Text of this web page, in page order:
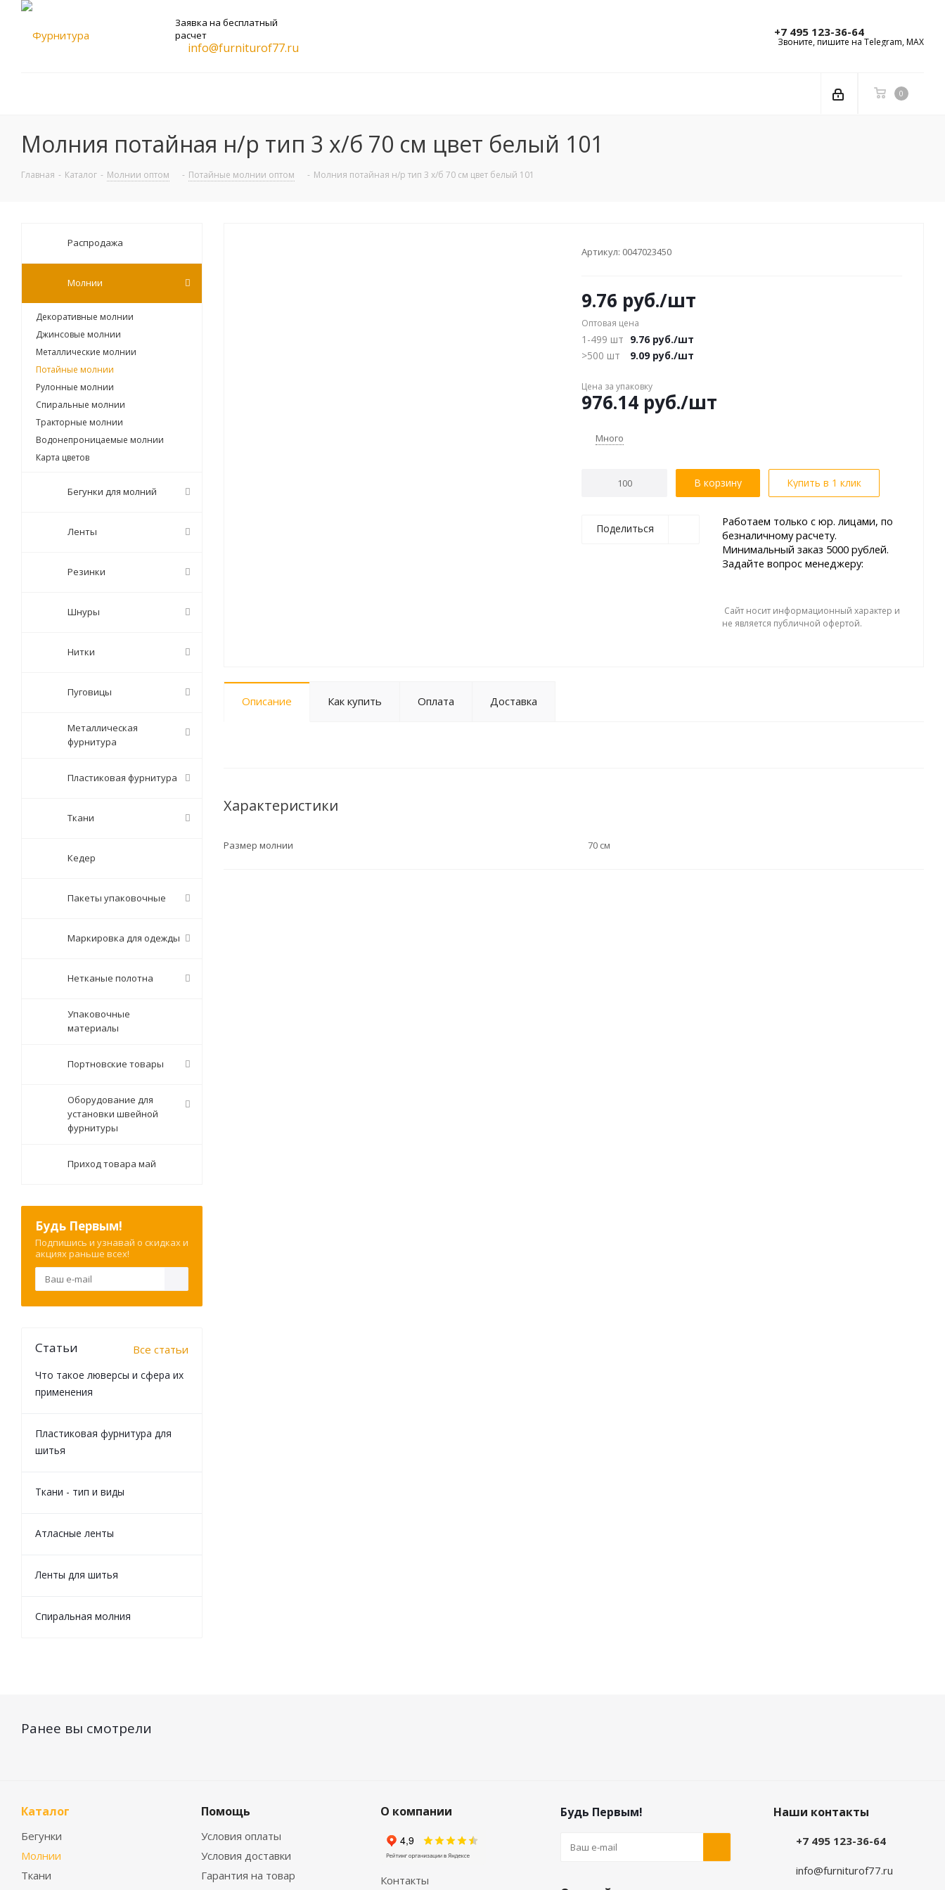
Заявка на бесплатный
расчет
info@furniturof77.ru
+7 495 123-36-64
Звоните, пишите на Telegram, MAX
0
Молния потайная н/р тип 3 x/б 70 см цвет белый 101
Главная - Каталог - Молнии оптом - Потайные молнии оптом - Молния потайная н/р тип 3 x/б 70 см цвет белый 101
Артикул: 0047023450
9.76 руб./шт
Оптовая цена
1-499 шт 9.76 руб./шт
>500 шт
9.09 руб./шт
Цена за упаковку
976.14 руб./шт
Много
В корзину Купить в 1 клик
Поделиться
Работаем только с юр. лицами, по
безналичному расчету.
Минимальный заказ 5000 рублей.
Задайте вопрос менеджеру:
Сайт носит информационный характер и
не является публичной офертой.
Описание Как купить Оплата Доставка
Характеристики
Размер молнии 70 см
Распродажа
Молнии
Декоративные молнии
Джинсовые молнии
Металлические молнии
Потайные молнии
Рулонные молнии
Спиральные молнии
Тракторные молнии
Водонепроницаемые молнии
Карта цветов
Бегунки для молний
Ленты
Резинки
Шнуры
Нитки
Пуговицы
Металлическая
фурнитура
Пластиковая фурнитура
Ткани
Кедер
Пакеты упаковочные
Маркировка для одежды
Нетканые полотна
Упаковочные
материалы
Портновские товары
Оборудование для
установки швейной
фурнитуры
Приход товара май
Будь Первым!
Подпишись и узнавай о скидках и
акциях раньше всех!
Статьи Все статьи
Что такое люверсы и сфера их
применения
Пластиковая фурнитура для
шитья
Ткани - тип и виды
Атласные ленты
Ленты для шитья
Спиральная молния
Ранее вы смотрели
Каталог
Бегунки
Молнии
Ткани
Помощь
Условия оплаты
Условия доставки
Гарантия на товар
О компании
Контакты
Будь Первым! Наши контакты
+7 495 123-36-64
info@furniturof77.ru